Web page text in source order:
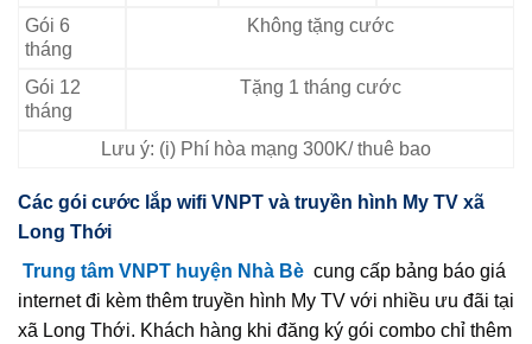
Gói 6
tháng
Không tặng cước
Gói 12
tháng
Tặng 1 tháng cước
Lưu ý: (i) Phí hòa mạng 300K/ thuê bao
Các gói cước lắp wifi VNPT và truyền hình My TV xã
Long Thới
Trung tâm VNPT huyện Nhà Bè cung cấp bảng báo giá
internet đi kèm thêm truyền hình My TV với nhiều ưu đãi tại
xã Long Thới. Khách hàng khi đăng ký gói combo chỉ thêm